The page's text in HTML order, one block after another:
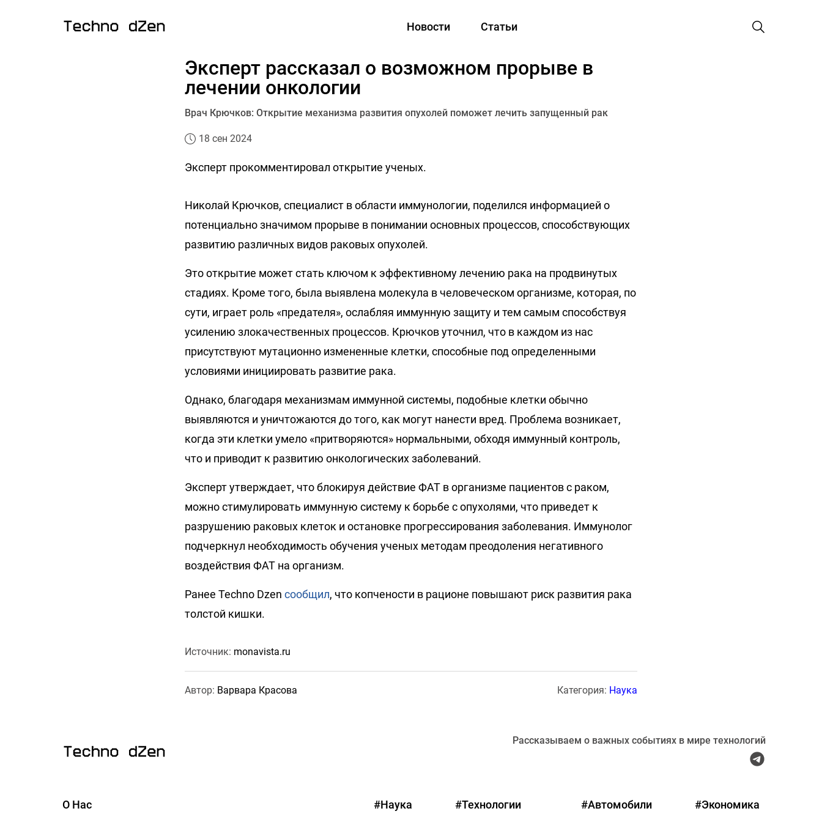
Новости Статьи
Эксперт рассказал о возможном прорыве в
лечении онкологии
Врач Крючков: Открытие механизма развития опухолей поможет лечить запущенный рак
18 сен 2024
Эксперт прокомментировал открытие ученых.
Николай Крючков, специалист в области иммунологии, поделился информацией о
потенциально значимом прорыве в понимании основных процессов, способствующих
развитию различных видов раковых опухолей.
Это открытие может стать ключом к эффективному лечению рака на продвинутых
стадиях. Кроме того, была выявлена молекула в человеческом организме, которая, по
сути, играет роль «предателя», ослабляя иммунную защиту и тем самым способствуя
усилению злокачественных процессов. Крючков уточнил, что в каждом из нас
присутствуют мутационно измененные клетки, способные под определенными
условиями инициировать развитие рака.
Однако, благодаря механизмам иммунной системы, подобные клетки обычно
выявляются и уничтожаются до того, как могут нанести вред. Проблема возникает,
когда эти клетки умело «притворяются» нормальными, обходя иммунный контроль,
что и приводит к развитию онкологических заболеваний.
Эксперт утверждает, что блокируя действие ФАТ в организме пациентов с раком,
можно стимулировать иммунную систему к борьбе с опухолями, что приведет к
разрушению раковых клеток и остановке прогрессирования заболевания. Иммунолог
подчеркнул необходимость обучения ученых методам преодоления негативного
воздействия ФАТ на организм.
Ранее Techno Dzen сообщил, что копчености в рационе повышают риск развития рака
толстой кишки.
Источник: monavista.ru
Автор: Варвара Красова Категория: Наука
Рассказываем о важных событиях в мире технологий
О Нас #Наука #Технологии #Автомобили #Экономика